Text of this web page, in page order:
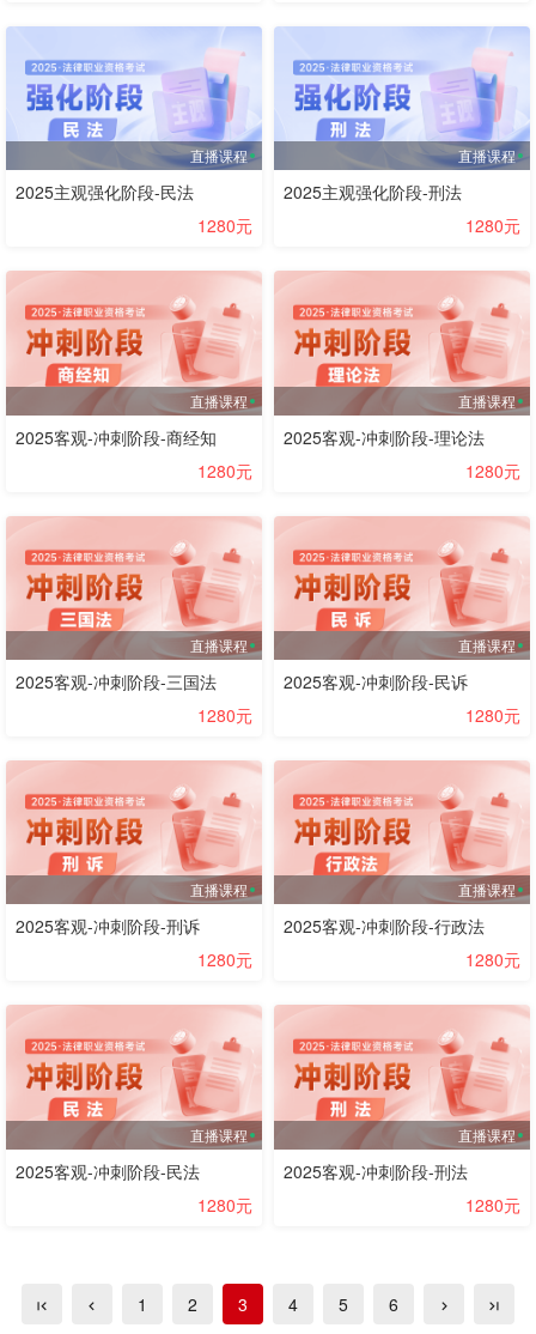
直播课程
2025主观强化阶段-民法
1280元
直播课程
2025主观强化阶段-刑法
1280元
直播课程
2025客观-冲刺阶段-商经知
1280元
直播课程
2025客观-冲刺阶段-理论法
1280元
直播课程
2025客观-冲刺阶段-三国法
1280元
直播课程
2025客观-冲刺阶段-民诉
1280元
直播课程
2025客观-冲刺阶段-刑诉
1280元
直播课程
2025客观-冲刺阶段-行政法
1280元
直播课程
2025客观-冲刺阶段-民法
1280元
直播课程
2025客观-冲刺阶段-刑法
1280元
1 2 3 4 5 6